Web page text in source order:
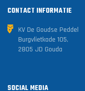
CONTACT INFORMATIE
KV De Goudse Peddel
Burgvlietkade 105,
2805 JD Gouda
SOCIAL MEDIA